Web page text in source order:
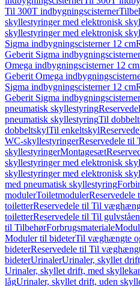
Til 300T indbygningscisterner
skyllestyringer med elektronisk
skyllestyringer med elektronisk
Sigma indbygningscisterner 12 cm
Geberit Sigma
Omega indbygningscisterner 12 cm
Geberit Omega
Sigma indbygningscisterner 12 cm
Geberit Sigma
pneumatisk skyllestyring
pneumatisk skyllestyringTil
dobbeltskylTil enkeltskyl
WC-skyllestyringerReservedele til
skyllestyringerMontagesæt
skyllestyringer med elektronisk
skyllestyringer med elektronisk
med pneumatisk skyllestyring
modulerToiletmodulerReservedele
toiletterReservedele til Til
toiletterReservedele til Til
til TilbehørForbrugsmateriale
Moduler til bideterTil væghængte
bideterReservedele til Til
bideterUrinalerUrinaler, skyllet
Urinaler, skyllet drift, med
lågUrinaler, skyllet drift, uden